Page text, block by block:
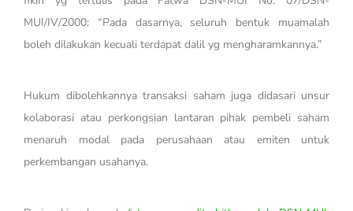
MUI/IV/2000: “Pada dasarnya, seluruh bentuk muamalah
boleh dilakukan kecuali terdapat dalil yg mengharamkannya.”
Hukum dibolehkannya transaksi saham juga didasari unsur
kolaborasi atau perkongsian lantaran pihak pembeli saham
menaruh modal pada perusahaan atau emiten untuk
perkembangan usahanya.